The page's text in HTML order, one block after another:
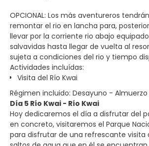
OPCIONAL: Los más aventureros
remontar el rio en lancha para,
llevar por la corriente rio abajo
salvavidas hasta llegar de vuelta al
sujeta a condiciones del rio y tiempo
Actividades incluídas:
Visita del Río Kwai
Régimen incluido: Desayuno - Almuerzo
Día 5 Río Kwai - Río Kwai
Hoy dedicaremos el día a disfrutar del
en concreto, visitaremos el Parque
para disfrutar de una refrescante visita